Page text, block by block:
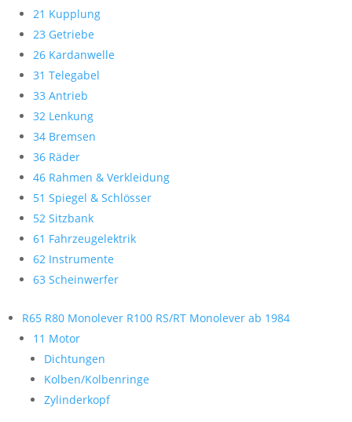
21 Kupplung
23 Getriebe
26 Kardanwelle
31 Telegabel
33 Antrieb
32 Lenkung
34 Bremsen
36 Räder
46 Rahmen & Verkleidung
51 Spiegel & Schlösser
52 Sitzbank
61 Fahrzeugelektrik
62 Instrumente
63 Scheinwerfer
R65 R80 Monolever R100 RS/RT Monolever ab 1984
11 Motor
Dichtungen
Kolben/Kolbenringe
Zylinderkopf